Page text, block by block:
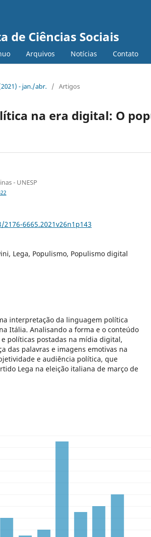
de Ciências Sociais
Arquivos Notícias Contato
- jan./abr. / Artigos
na era digital: O
- UNESP
6665.2021v26n1p143
Lega, Populismo, Populismo digital
interpretação da linguagem política
Itália. Analisando a forma e o conteúdo
políticas postadas na mídia digital,
das palavras e imagens emotivas na
e audiência política, que
Lega na eleição italiana de março de